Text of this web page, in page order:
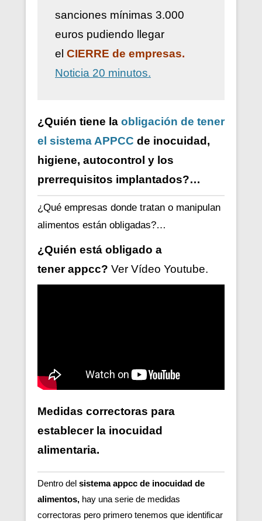
sanciones mínimas 3.000
euros pudiendo llegar
el CIERRE de empresas.
Noticia 20 minutos.
¿Quién tiene la obligación de tener
el sistema APPCC de inocuidad,
higiene, autocontrol y los
prerrequisitos implantados?…
¿Qué empresas donde tratan o manipulan
alimentos están obligadas?…
¿Quién está obligado a
tenerappcc? Ver Vídeo Youtube.
Medidas correctoras para
establecer la inocuidad
alimentaria.
Dentro del sistema appcc de inocuidad de
alimentos, hay una serie de medidas
correctoras pero primero tenemos que identificar